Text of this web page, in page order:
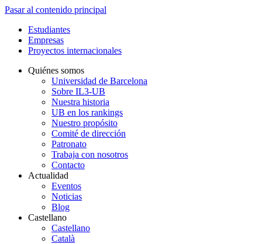
Pasar al contenido principal
Estudiantes
Empresas
Proyectos internacionales
Quiénes somos
Universidad de Barcelona
Sobre IL3-UB
Nuestra historia
UB en los rankings
Nuestro propósito
Comité de dirección
Patronato
Trabaja con nosotros
Contacto
Actualidad
Eventos
Noticias
Blog
Castellano
Castellano
Català